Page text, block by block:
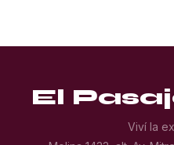
El
Viví la